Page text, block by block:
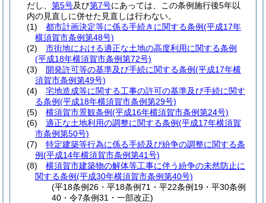
だし、 第5号及び第7号にあっては、この条例施行後5年以
内の見直しに併せた見直しは行わない。
(1)
都市計画決定等に係る手続きに関する条例(平成17年
横須賀市条例第48号)
(2)
市街地における適正な土地の高度利用に関する条例
(平成18年横須賀市条例第72号)
(3)
開発許可等の基準及び手続に関する条例(平成17年横
須賀市条例第49号)
(4)
宅地造成等に関する工事の許可の基準及び手続に関す
る条例(平成18年横須賀市条例第29号)
(5)
横須賀市景観条例(平成16年横須賀市条例第24号)
(6)
適正な土地利用の調整に関する条例(平成17年横須賀
市条例第50号)
(7)
特定建築等行為に係る手続及び紛争の調整に関する条
例(平成14年横須賀市条例第41号)
(8)
横須賀市建築物の解体等工事に伴う紛争の未然防止に
関する条例(平成30年横須賀市条例第40号)
(平18条例26・平18条例71・平22条例19・平30条例
40・令7条例31・一部改正)